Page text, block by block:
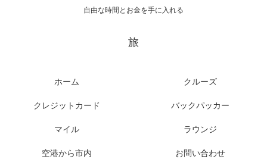
自由な時間とお金を手に入れる
旅
ホーム クルーズ
クレジットカード バックパッカー
マイル ラウンジ
空港から市内 お問い合わせ